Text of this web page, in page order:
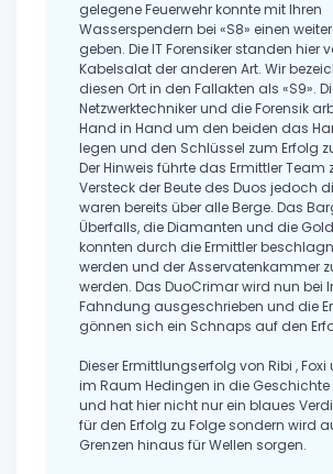
gelegene Feuerwehr konnte mit Ihren
Wasserspendern bei «S8» einen
geben. Die IT Forensiker standen hier
Kabelsalat der anderen Art. Wir
diesen Ort in den Fallakten als «S9».
Netzwerktechniker und die Forensik
Hand in Hand um den beiden das
legen und den Schlüssel zum Erfolg
Der Hinweis führte das Ermittler Team
Versteck der Beute des Duos jedoch
waren bereits über alle Berge. Das
Überfalls, die Diamanten und die
konnten durch die Ermittler
werden und der Asservatenkammer
werden. Das DuoCrimar wird nun bei
Fahndung ausgeschrieben und die
gönnen sich ein Schnaps auf den
Dieser Ermittlungserfolg von Ribi , Foxi
im Raum Hedingen in die Geschichte
und hat hier nicht nur ein blaues
für den Erfolg zu Folge sondern wird
Grenzen hinaus für Wellen sorgen.